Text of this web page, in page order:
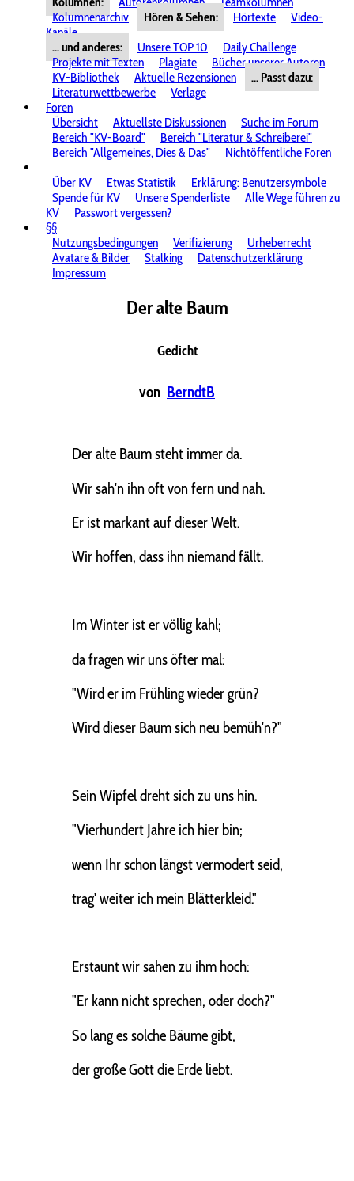
Kolumnenarchiv
Hören & Sehen: Hörtexte
Video-
Kanäle
... und anderes:
Unsere TOP 10
Daily Challenge
Projekte mit Texten
Plagiate
Bücher unserer Autoren
KV-Bibliothek
Aktuelle Rezensionen
... Passt dazu:
Literaturwettbewerbe
Verlage
Foren
Übersicht
Aktuellste Diskussionen
Suche im Forum
Bereich "KV-Board"
Bereich "Literatur & Schreiberei"
Bereich "Allgemeines, Dies & Das"
Nichtöffentliche Foren
Über KV
Etwas Statistik
Erklärung: Benutzersymbole
Spende für KV
Unsere Spenderliste
Alle Wege führen zu
KV
Passwort vergessen?
§§
Nutzungsbedingungen
Verifizierung
Urheberrecht
Avatare & Bilder
Stalking
Datenschutzerklärung
Impressum
Der alte Baum
Gedicht
von BerndtB
Der alte Baum steht immer da.
Wir sah'n ihn oft von fern und nah.
Er ist markant auf dieser Welt.
Wir hoffen, dass ihn niemand fällt.
Im Winter ist er völlig kahl;
da fragen wir uns öfter mal:
"Wird er im Frühling wieder grün?
Wird dieser Baum sich neu bemüh'n?"
Sein Wipfel dreht sich zu uns hin.
"Vierhundert Jahre ich hier bin;
wenn Ihr schon längst vermodert seid,
trag' weiter ich mein Blätterkleid."
Erstaunt wir sahen zu ihm hoch:
"Er kann nicht sprechen, oder doch?"
So lang es solche Bäume gibt,
der große Gott die Erde liebt.